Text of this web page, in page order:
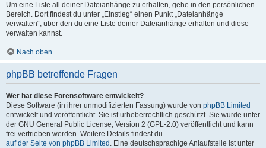
Um eine Liste all deiner Dateianhänge zu erhalten, gehe in den persönlichen
Bereich. Dort findest du unter „Einstieg“ einen Punkt „Dateianhänge
verwalten“, über den du eine Liste deiner Dateianhänge erhalten und diese
verwalten kannst.
Nach oben
phpBB betreffende Fragen
Wer hat diese Forensoftware entwickelt?
Diese Software (in ihrer unmodifizierten Fassung) wurde von phpBB Limited
entwickelt und veröffentlicht. Sie ist urheberrechtlich geschützt. Sie wurde unter
der GNU General Public License, Version 2 (GPL-2.0) veröffentlicht und kann
frei vertrieben werden. Weitere Details findest du
auf der Seite von phpBB Limited . Eine deutschsprachige Anlaufstelle ist unter